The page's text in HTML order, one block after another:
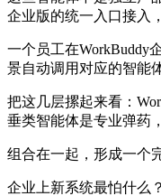
企业版的统一入口接入
一个员工在WorkBuddy
景自动调用对应的智能
把这几层摞起来看：
垂类智能体是专业弹药
组合在一起，形成一个
企业上新系统最怕什么？